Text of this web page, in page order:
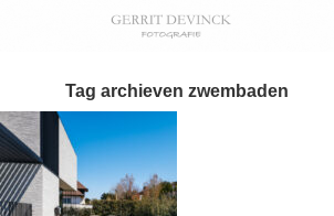
Tag archieven zwembaden